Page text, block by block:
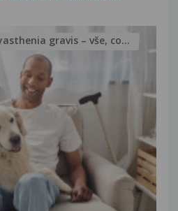
gravis – vše, co...